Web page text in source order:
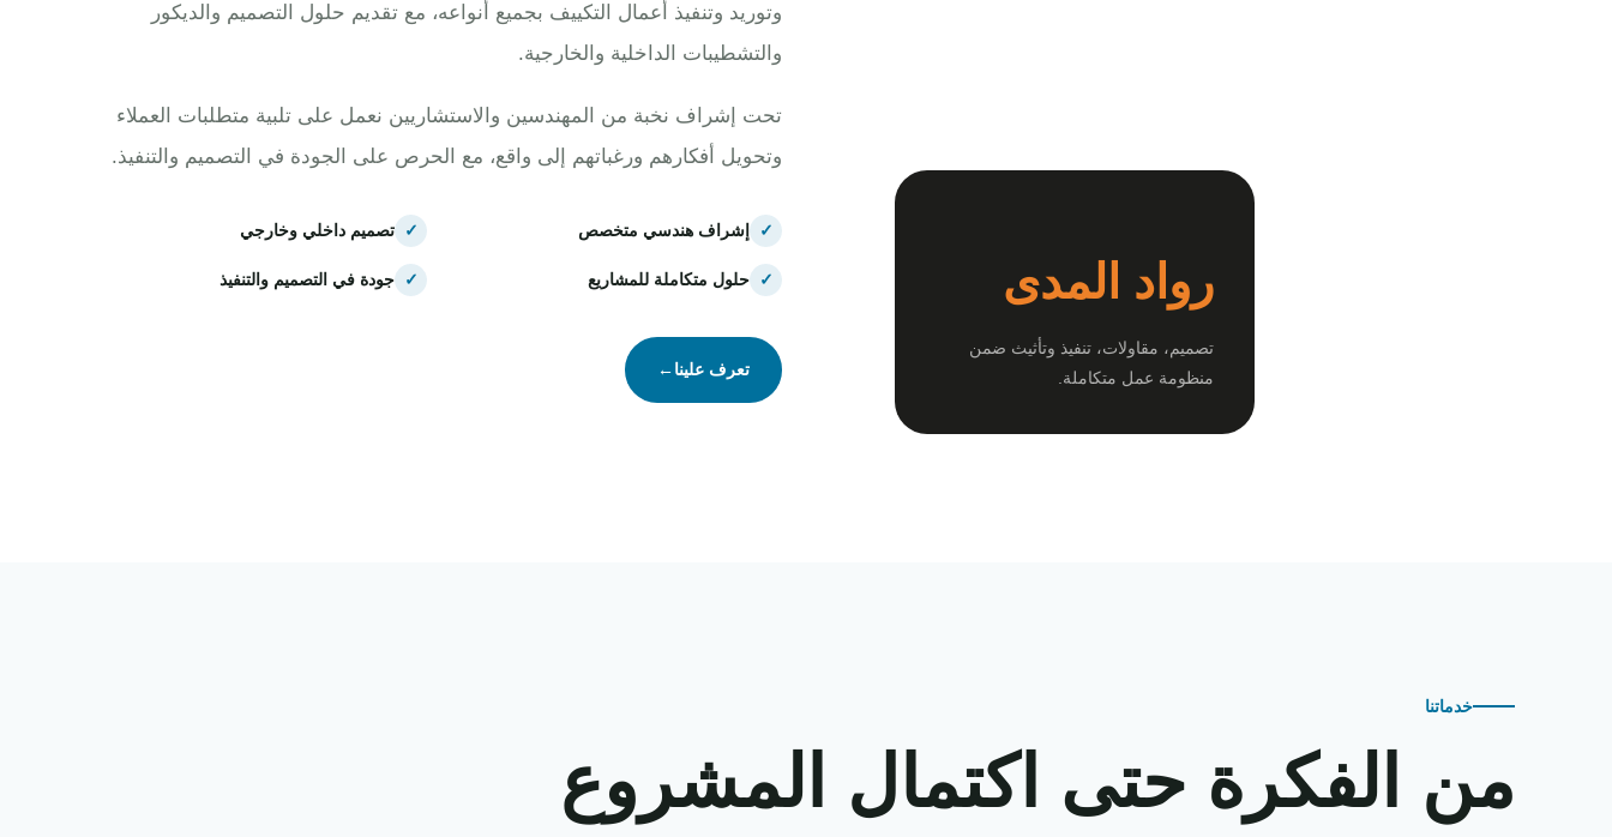
رواد المدى
تصميم، مقاولات، تنفيذ وتأثيث ضمن
منظومة عمل متكاملة.
وتوريد وتنفيذ أعمال التكييف بجميع أنواعه، مع تقديم حلول التصميم والديكور
والتشطيبات الداخلية والخارجية.
تحت إشراف نخبة من المهندسين والاستشاريين نعمل على تلبية متطلبات العملاء
وتحويل أفكارهم ورغباتهم إلى واقع، مع الحرص على الجودة في التصميم والتنفيذ.
✓ إشراف هندسي متخصص ✓ تصميم داخلي وخارجي
✓ حلول متكاملة للمشاريع ✓ جودة في التصميم والتنفيذ
تعرف علينا←
خدماتنا
من الفكرة حتى اكتمال المشروع